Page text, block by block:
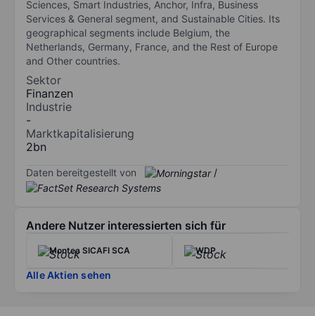
Sciences, Smart Industries, Anchor, Infra, Business
Services & General segment, and Sustainable Cities. Its
geographical segments include Belgium, the
Netherlands, Germany, France, and the Rest of Europe
and Other countries.
Sektor
Finanzen
Industrie
-
Marktkapitalisierung
2bn
Daten bereitgestellt von /
Andere Nutzer interessierten sich für
Montea SICAFI SCA WDP
Alle Aktien sehen